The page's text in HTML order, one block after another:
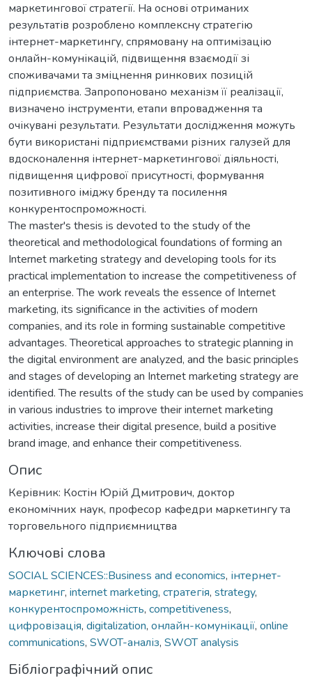
маркетингової стратегії. На основі отриманих
результатів розроблено комплексну стратегію
інтернет-маркетингу, спрямовану на оптимізацію
онлайн-комунікацій, підвищення взаємодії зі
споживачами та зміцнення ринкових позицій
підприємства. Запропоновано механізм її реалізації,
визначено інструменти, етапи впровадження та
очікувані результати. Результати дослідження можуть
бути використані підприємствами різних галузей для
вдосконалення інтернет-маркетингової діяльності,
підвищення цифрової присутності, формування
позитивного іміджу бренду та посилення
конкурентоспроможності.
The master's thesis is devoted to the study of the
theoretical and methodological foundations of forming an
Internet marketing strategy and developing tools for its
practical implementation to increase the competitiveness of
an enterprise. The work reveals the essence of Internet
marketing, its significance in the activities of modern
companies, and its role in forming sustainable competitive
advantages. Theoretical approaches to strategic planning in
the digital environment are analyzed, and the basic principles
and stages of developing an Internet marketing strategy are
identified. The results of the study can be used by companies
in various industries to improve their internet marketing
activities, increase their digital presence, build a positive
brand image, and enhance their competitiveness.
Опис
Керівник: Костін Юрій Дмитрович, доктор
економічних наук, професор кафедри маркетингу та
торговельного підприємництва
Ключові слова
SOCIAL SCIENCES::Business and economics, інтернет-
маркетинг, internet marketing, стратегія, strategy,
конкурентоспроможність, competitiveness,
цифровізація, digitalization, онлайн-комунікації, online
communications, SWOT-аналіз, SWOT analysis
Бібліографічний опис